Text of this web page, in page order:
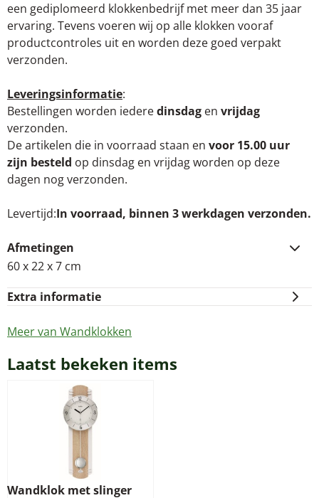
een gediplomeerd klokkenbedrijf met meer dan 35 jaar
ervaring. Tevens voeren wij op alle klokken vooraf
productcontroles uit en worden deze goed verpakt
verzonden.
Leveringsinformatie:
Bestellingen worden iederedinsdag en vrijdag
verzonden.
De artikelen die in voorraad staan en voor 15.00 uur
zijn besteld op dinsdag en vrijdag worden op deze
dagen nog verzonden.
Levertijd In voorraad, binnen 3 werkdagen verzonden.
Afmetingen
60 x 22 x 7 cm
Extra informatie
Meer van Wandklokken
Laatst bekeken items
Wandklok met slinger